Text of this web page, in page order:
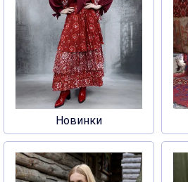
Новинки